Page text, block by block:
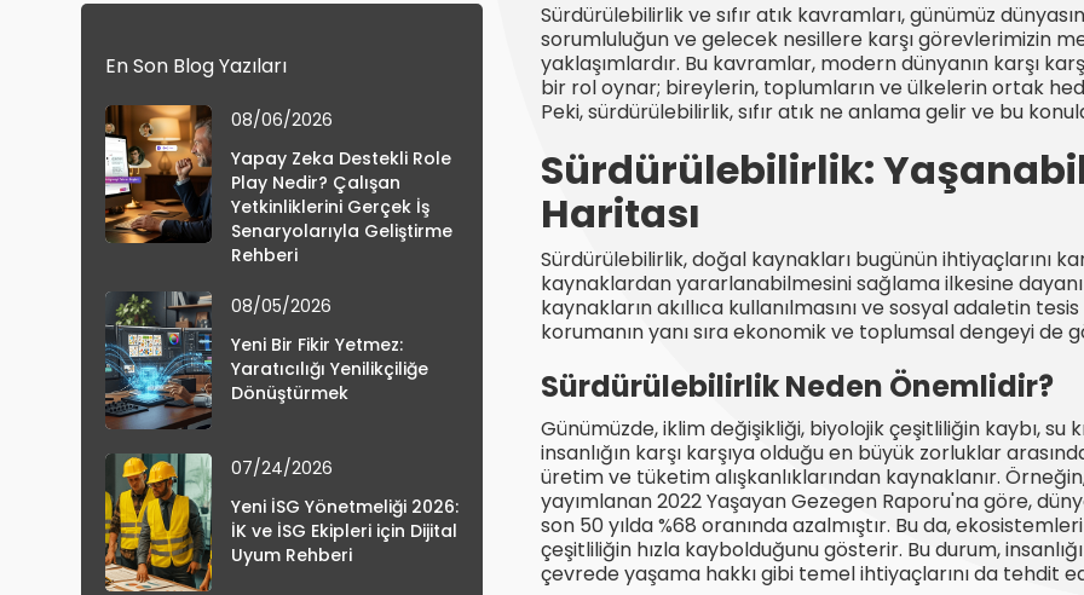
En Son Blog Yazıları
08/06/2026
Yapay Zeka Destekli Role
Play Nedir? Çalışan
Yetkinliklerini Gerçek İş
Senaryolarıyla Geliştirme
Rehberi
08/05/2026
Yeni Bir Fikir Yetmez:
Yaratıcılığı Yenilikçiliğe
Dönüştürmek
07/24/2026
Yeni İSG Yönetmeliği 2026:
İK ve İSG Ekipleri için Dijital
Uyum Rehberi
Sürdürülebilirlik ve sıfır atık kavramları, günümüz
sorumluluğun ve gelecek nesillere karşı görevlerimizin
yaklaşımlardır. Bu kavramlar, modern dünyanın karşı
bir rol oynar; bireylerin, toplumların ve ülkelerin ortak
Peki, sürdürülebilirlik, sıfır atık ne anlama gelir ve bu
Sürdürülebilirlik:
Haritası
Sürdürülebilirlik, doğal kaynakları bugünün ihtiyaçlarını
kaynaklardan yararlanabilmesini sağlama ilkesine
kaynakların akıllıca kullanılmasını ve sosyal adaletin
korumanın yanı sıra ekonomik ve toplumsal dengeyi de
Sürdürülebilirlik Neden Önemlidir?
Günümüzde, iklim değişikliği, biyolojik çeşitliliğin kaybı, su
insanlığın karşı karşıya olduğu en büyük zorluklar
üretim ve tüketim alışkanlıklarından kaynaklanır.
yayımlanan 2022 Yaşayan Gezegen Raporu'na göre,
son 50 yılda %68 oranında azalmıştır. Bu da,
çeşitliliğin hızla kaybolduğunu gösterir. Bu durum,
çevrede yaşama hakkı gibi temel ihtiyaçlarını da tehdit